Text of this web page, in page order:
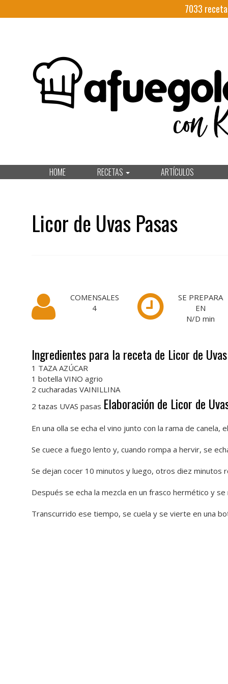
7033
HOME RECETAS ARTÍCULOS
Licor de Uvas Pasas
COMENSALES
4
SE PREPARA
EN
N/D min
Ingredientes para la receta de Licor de
1 TAZA AZÚCAR
1 botella VINO agrio
2 cucharadas VAINILLINA
2 tazas UVAS pasas Elaboración de Licor de
En una olla se echa el vino junto con la rama de canela,
Se cuece a fuego lento y, cuando rompa a hervir, se
Se dejan cocer 10 minutos y luego, otros diez minutos
Después se echa la mezcla en un frasco hermético y
Transcurrido ese tiempo, se cuela y se vierte en una